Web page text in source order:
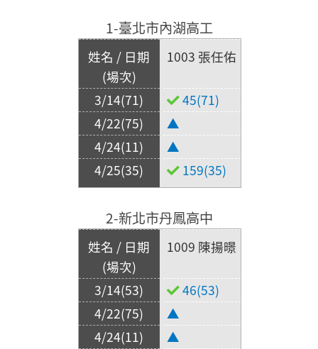
1-臺北市內湖高工
1003 張任佑
45(71)
▲
▲
159(35)
2-新北市丹鳳高中
1009 陳揚暻
46(53)
▲
▲